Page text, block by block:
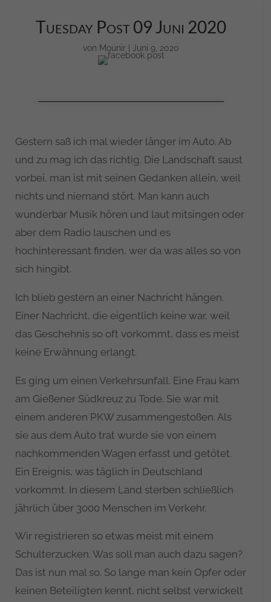
Tuesday Post 09 Juni 2020
von Mounir Juni 9, 2020
Gestern saß ich mal wieder länger im Auto. Ab
und zu mag ich das richtig. Die Landschaft saust
vorbei, man ist mit seinen Gedanken allein, weil
nichts und niemand stört. Man kann auch
wunderbar Musik hören und laut mitsingen oder
aber dem Radio lauschen und es
hochinteressant finden, wer da was alles so von
sich hingibt.
Ich blieb gestern an einer Nachricht hängen.
Einer Nachricht, die eigentlich keine war, weil
das Geschehnis so oft vorkommt, dass es meist
keine Erwähnung erlangt.
Es ging um einen Verkehrsunfall. Eine Frau kam
am Gießener Südkreuz zu Tode. Sie war mit
einem anderen PKW zusammengestoßen. Als
sie aus dem Auto trat wurde sie von einem
nachkommenden Wagen erfasst und getötet.
Ein Ereignis, was täglich in Deutschland
vorkommt. In diesem Land sterben schließlich
jährlich über 3000 Menschen im Verkehr.
Wir registrieren so etwas meist mit einem
Schulterzucken. Was soll man auch dazu sagen?
Das ist nun mal so. So lange man kein Opfer oder
keinen Beteiligten kennt, nicht selbst verwickelt